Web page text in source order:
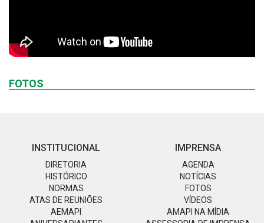
FOTOS
INSTITUCIONAL
DIRETORIA
HISTÓRICO
NORMAS
ATAS DE REUNIÕES
AEMAPI
IMPRENSA
AGENDA
NOTÍCIAS
FOTOS
VÍDEOS
AMAPI NA MÍDIA